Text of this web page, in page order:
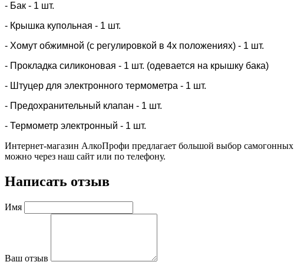
- Бак - 1 шт.
- Крышка купольная - 1 шт.
- Хомут обжимной (с регулировкой в 4х положениях) - 1 шт.
- Прокладка силиконовая - 1 шт. (одевается на крышку бака)
- Штуцер для электронного термометра - 1 шт.
- Предохранительный клапан - 1 шт.
- Термометр электронный - 1 шт.
Интернет-магазин АлкоПрофи предлагает большой выбор самогонных
можно через наш сайт или по телефону.
Написать отзыв
Имя
Ваш отзыв